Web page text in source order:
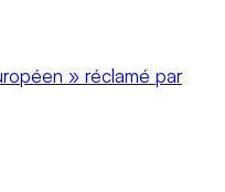
» réclamé par